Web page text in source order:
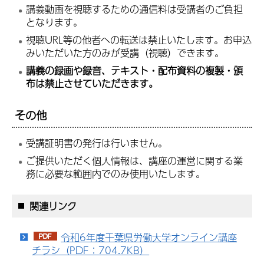
講義動画を視聴するための通信料は受講者のご負担
となります。
視聴URL等の他者への転送は禁止いたします。お申込
みいただいた方のみが受講（視聴）できます。
講義の録画や録音、テキスト・配布資料の複製・頒
布は禁止させていただきます。
その他
受講証明書の発行は行いません。
ご提供いただく個人情報は、講座の運営に関する業
務に必要な範囲内でのみ使用いたします。
関連リンク
令和6年度千葉県労働大学オンライン講座
チラシ（PDF：704.7KB）